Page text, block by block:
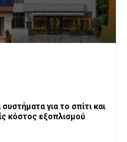
για το σπίτι και
κόστος εξοπλισμού